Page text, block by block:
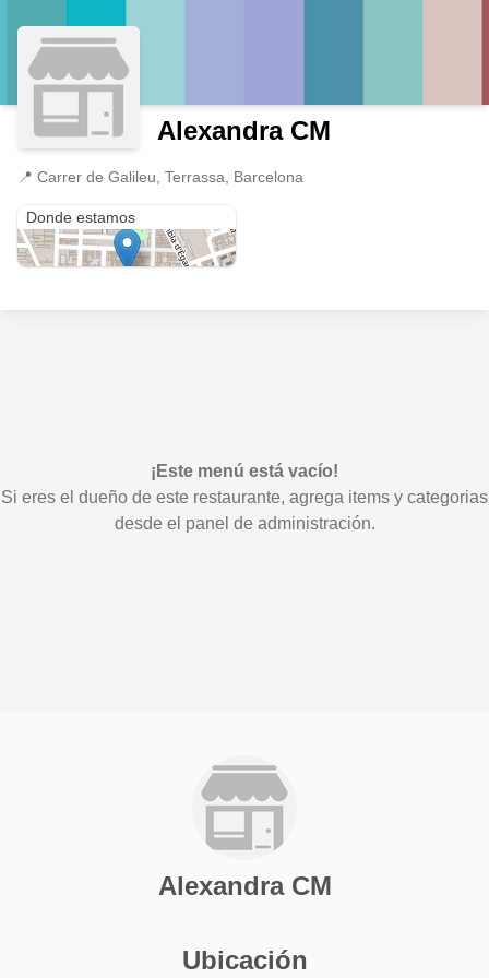
Alexandra CM
📍 Carrer de Galileu, Terrassa, Barcelona
Donde estamos
¡Este menú está vacío!
Si eres el dueño de este restaurante, agrega items y categorias
desde el panel de administración.
Alexandra CM
Ubicación